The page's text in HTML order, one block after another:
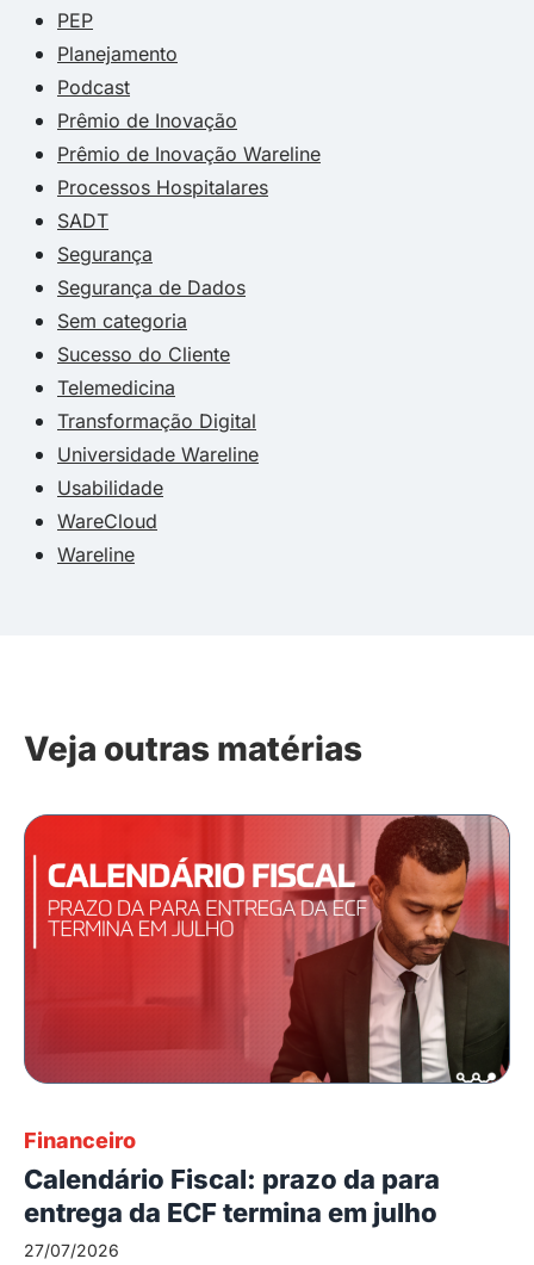
PEP
Planejamento
Podcast
Prêmio de Inovação
Prêmio de Inovação Wareline
Processos Hospitalares
SADT
Segurança
Segurança de Dados
Sem categoria
Sucesso do Cliente
Telemedicina
Transformação Digital
Universidade Wareline
Usabilidade
WareCloud
Wareline
Veja outras matérias
Financeiro
Calendário Fiscal: prazo da para
entrega da ECF termina em julho
27/07/2026